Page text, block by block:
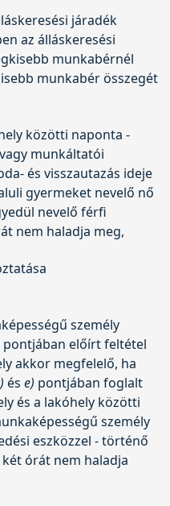
járadék
az álláskeresési
munkabérnél
munkabér összegét
közötti naponta -
munkáltatói
és visszautazás ideje
gyermeket nevelő nő
nevelő férfi
nem haladja meg,
személy
pontjában előírt feltétel
akkor megfelelő, ha
és e) pontjában foglalt
és a lakóhely közötti
személy
eszközzel - történő
órát nem haladja